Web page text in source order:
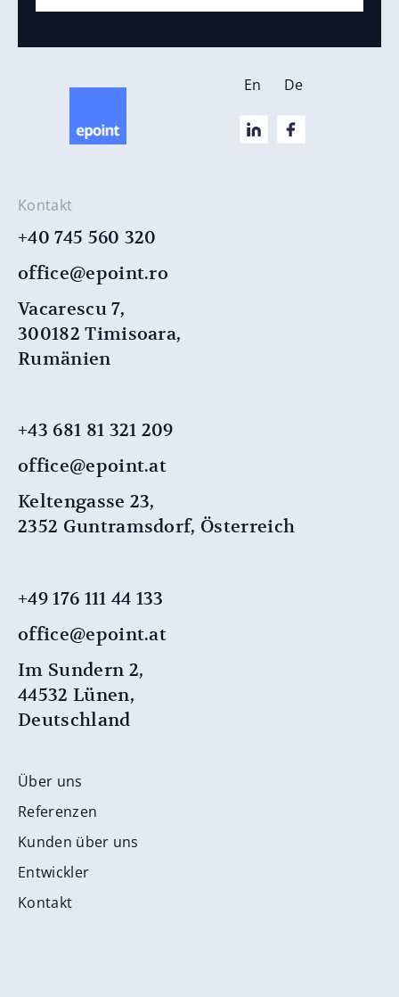
Kontakt
+40 745 560 320
office@epoint.ro
Vacarescu 7,
300182 Timisoara,
Rumänien
+43 681 81 321 209
office@epoint.at
Keltengasse 23,
2352 Guntramsdorf, Österreich
+49 176 111 44 133
office@epoint.at
Im Sundern 2,
44532 Lünen,
Deutschland
Über uns
Referenzen
Kunden über uns
Entwickler
Kontakt
En De